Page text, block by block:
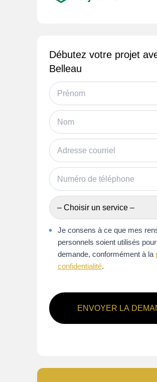
Débutez votre projet
Belleau
– Choisir un service –
Je consens à ce que mes
personnels soient utilisés
demande, conformément à la
confidentialité.
ENVOYER LA
25 MAISONS DISPONIBLE - PRÊTES